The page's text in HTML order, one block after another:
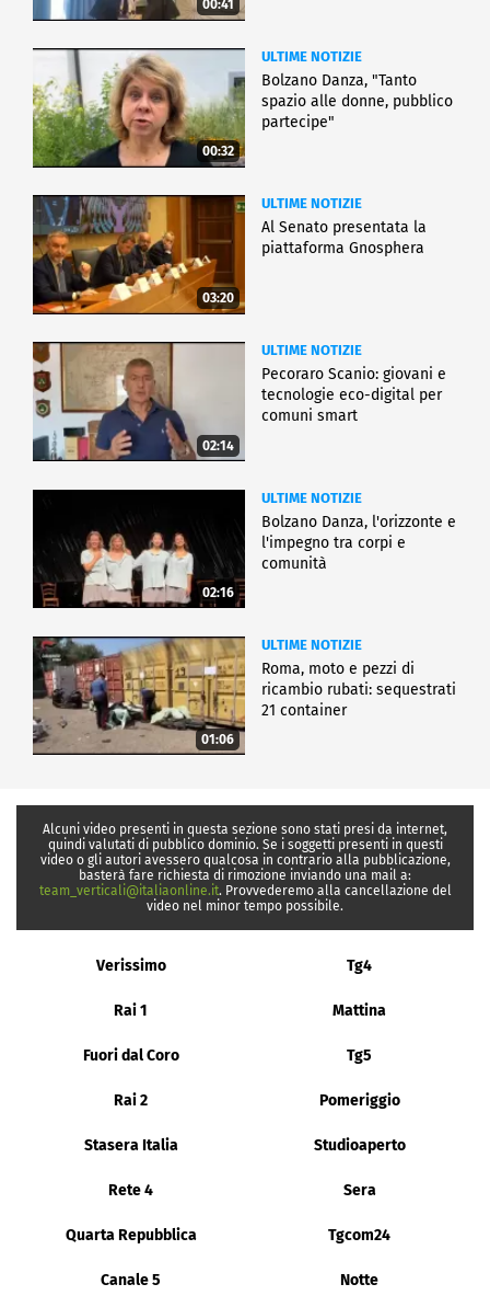
00:41
00:32
ULTIME NOTIZIE
Bolzano Danza, "Tanto
spazio alle donne, pubblico
partecipe"
03:20
ULTIME NOTIZIE
Al Senato presentata la
piattaforma Gnosphera
02:14
ULTIME NOTIZIE
Pecoraro Scanio: giovani e
tecnologie eco-digital per
comuni smart
02:16
ULTIME NOTIZIE
Bolzano Danza, l'orizzonte e
l'impegno tra corpi e
comunità
01:06
ULTIME NOTIZIE
Roma, moto e pezzi di
ricambio rubati: sequestrati
21 container
Alcuni video presenti in questa sezione sono stati presi da internet,
quindi valutati di pubblico dominio. Se i soggetti presenti in questi
video o gli autori avessero qualcosa in contrario alla pubblicazione,
basterà fare richiesta di rimozione inviando una mail a:
team_verticali@italiaonline.it. Provvederemo alla cancellazione del
video nel minor tempo possibile.
Verissimo Tg4
Rai 1 Mattina
Fuori dal Coro Tg5
Rai 2 Pomeriggio
Stasera Italia Studioaperto
Rete 4 Sera
Quarta Repubblica Tgcom24
Canale 5 Notte